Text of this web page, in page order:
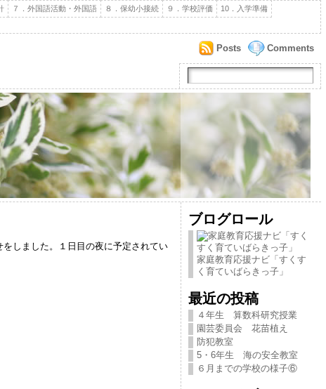
７．外国語活動・外国語 ８．保幼小接続 ９．学校評価
10．入学準備
Comments
Posts
しました。１日目の夜に予定されてい
ブログロール
家庭教育応援ナビ「すくす
く育ていばらきっ子」
最近の投稿
４年生 算数科研究授業
園芸委員会 花苗植え
防犯教室
5・6年生 海の安全教室
６月までの学校の様子⑥